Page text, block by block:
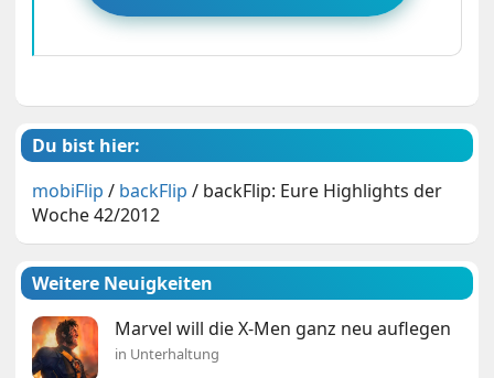
Du bist hier:
mobiFlip / backFlip / backFlip: Eure Highlights der
Woche 42/2012
Weitere Neuigkeiten
Marvel will die X-Men ganz neu auflegen
in Unterhaltung